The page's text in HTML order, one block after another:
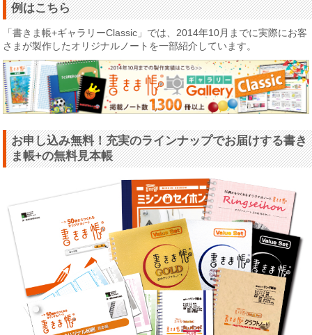
例はこちら
「書きま帳+ギャラリーClassic」では、2014年10月までに実際にお客
さまが製作したオリジナルノートを一部紹介しています。
お申し込み無料！充実のラインナップでお届けする書き
ま帳+の無料見本帳